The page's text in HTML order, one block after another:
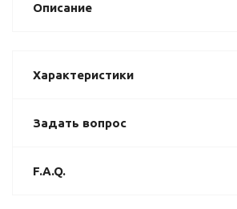
Описание
Характеристики
Задать вопрос
F.A.Q.